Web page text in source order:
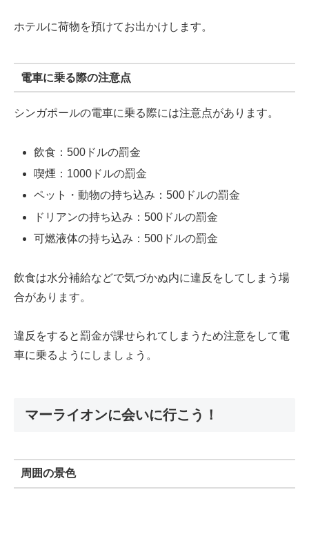
ホテルに荷物を預けてお出かけします。
電車に乗る際の注意点
シンガポールの電車に乗る際には注意点があります。
飲食：500ドルの罰金
喫煙：1000ドルの罰金
ペット・動物の持ち込み：500ドルの罰金
ドリアンの持ち込み：500ドルの罰金
可燃液体の持ち込み：500ドルの罰金
飲食は水分補給などで気づかぬ内に違反をしてしまう場
合があります。
違反をすると罰金が課せられてしまう ため注意をして電
車に乗るようにしましょう。
マーライオンに会いに行こう！
周囲の景色